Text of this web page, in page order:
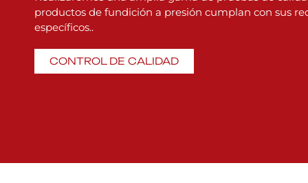
productos de fundición a presión cumplan con sus
específicos..
CONTROL DE CALIDAD